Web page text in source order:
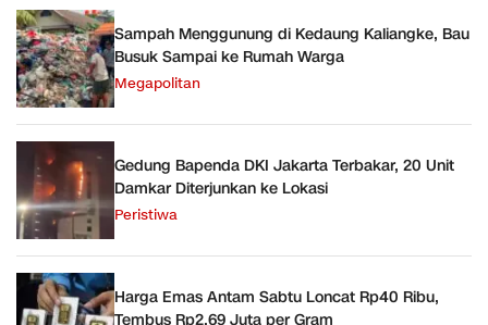
Sampah Menggunung di Kedaung Kaliangke, Bau
Busuk Sampai ke Rumah Warga
Megapolitan
Gedung Bapenda DKI Jakarta Terbakar, 20 Unit
Damkar Diterjunkan ke Lokasi
Peristiwa
Harga Emas Antam Sabtu Loncat Rp40 Ribu,
Tembus Rp2,69 Juta per Gram